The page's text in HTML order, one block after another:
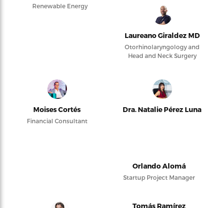
Renewable Energy
Laureano Giraldez MD
Otorhinolaryngology and
Head and Neck Surgery
Moises Cortés
Financial Consultant
Dra. Natalie Pérez Luna
Orlando Alomá
Startup Project Manager
Tomás Ramírez